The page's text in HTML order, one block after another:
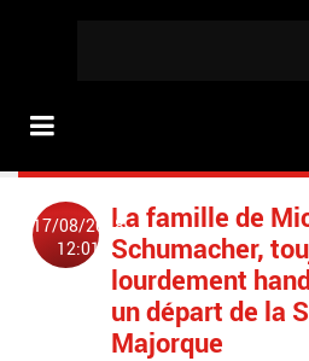
17/08/2018
12:01
La famille de
Schumacher,
lourdement
un départ de la
Majorque